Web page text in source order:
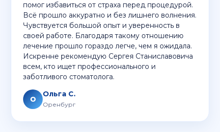
помог избавиться от страха перед процедурой.
Всё прошло аккуратно и без лишнего волнения.
Чувствуется большой опыт и уверенность в
своей работе. Благодаря такому отношению
лечение прошло гораздо легче, чем я ожидала.
Искренне рекомендую Сергея Станиславовича
всем, кто ищет профессионального и
заботливого стоматолога.
О
Ольга С.
Оренбург